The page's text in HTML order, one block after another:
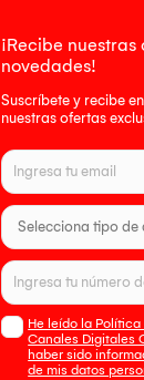
¡Recibe nuestras
novedades!
Suscríbete y recibe
nuestras ofertas
He leído la
Canales Digitales
haber sido
de mis datos